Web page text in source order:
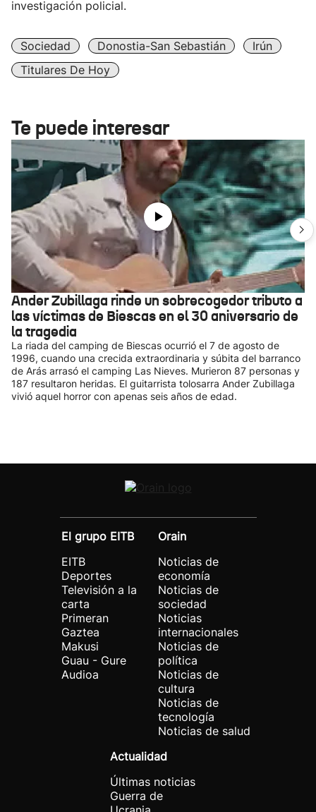
investigación policial.
Sociedad Donostia-San Sebastián
Irún
Titulares De Hoy
Te puede interesar
Ander Zubillaga rinde un sobrecogedor tributo a
las víctimas de Biescas en el 30 aniversario de
la tragedia
La riada del camping de Biescas ocurrió el 7 de agosto de
1996, cuando una crecida extraordinaria y súbita del barranco
de Arás arrasó el camping Las Nieves. Murieron 87 personas y
187 resultaron heridas. El guitarrista tolosarra Ander Zubillaga
vivió aquel horror con apenas seis años de edad.
El grupo EITB
EITB
Deportes
Televisión a la
carta
Primeran
Gaztea
Makusi
Guau - Gure
Audioa
Orain
Noticias de
economía
Noticias de
sociedad
Noticias
internacionales
Noticias de
política
Noticias de
cultura
Noticias de
tecnología
Noticias de salud
Actualidad
Últimas noticias
Guerra de